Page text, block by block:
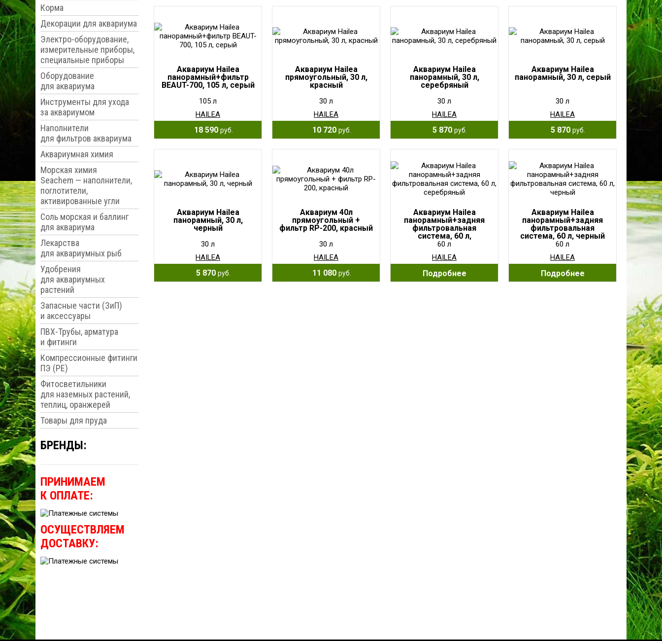
Корма
Декорации для аквариума
Электро-оборудование,
измерительные приборы,
специальные приборы
Оборудование
для аквариума
Инструменты для ухода
за аквариумом
Наполнители
для фильтров аквариума
Аквариумная химия
Морская химия
Seachem — наполнители,
поглотители,
активированные угли
Соль морская и баллинг
для аквариума
Лекарства
для аквариумных рыб
Удобрения
для аквариумных
растений
Запасные части (ЗиП)
и аксессуары
ПВХ-Трубы, арматура
и фитинги
Компрессионные фитинги
ПЭ (PE)
Фитосветильники
для наземных растений,
теплиц, оранжерей
Товары для пруда
БРЕНДЫ:
ПРИНИМАЕМ
К ОПЛАТЕ:
ОСУЩЕСТВЛЯЕМ
ДОСТАВКУ:
Аквариум Hailea
панорамный+фильтр
BEAUT-700, 105 л, серый
105 л
HAILEA
18 590 руб.
Аквариум Hailea
прямоугольный, 30 л,
красный
30 л
HAILEA
10 720 руб.
Аквариум Hailea
панорамный, 30 л,
серебряный
30 л
HAILEA
5 870 руб.
Аквариум Hailea
панорамный, 30 л, серый
30 л
HAILEA
5 870 руб.
Аквариум Hailea
панорамный, 30 л,
черный
30 л
HAILEA
5 870 руб.
Аквариум 40л
прямоугольный +
фильтр RP-200, красный
30 л
HAILEA
11 080 руб.
Аквариум Hailea
панорамный+задняя
фильтровальная
система, 60 л,
серебряный
60 л
HAILEA
Подробнее
Аквариум Hailea
панорамный+задняя
фильтровальная
система, 60 л, черный
60 л
HAILEA
Подробнее